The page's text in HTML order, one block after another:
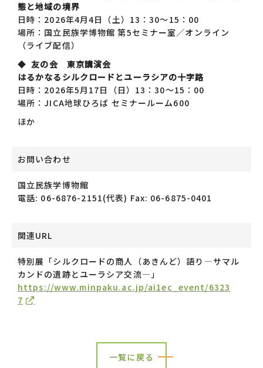
態と地域の境界
日時：2026年4月4日（土）13：30～15：00
場所：国立民族学博物館 第5セミナー室／オンライン
（ライブ配信）
◆友の会 東京講演会
はるかなるシルクロードとユーラシアの十字路
日時：2026年5月17日（日）13 ：30～15：00
場所：JICA地球ひろば セミナールーム600
ほか
お問い合わせ
国立民族学博物館
電話: 06-6876-2151(代表) Fax: 06-6875-0401
関連URL
特別展「シルクロードの商人（あきんど）語り―サマル
カンドの遺跡とユーラシア交流―」
https://www.minpaku.ac.jp/ai1ec_event/6323
7
一覧に戻る